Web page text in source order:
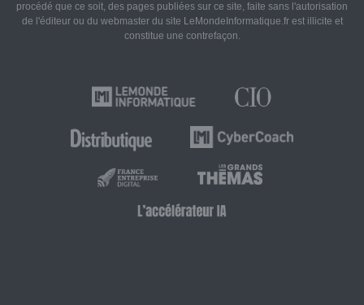
procédé que ce soit, des pages publiées sur ce site, faite sans l'autorisation
de l'éditeur ou du webmaster du site LeMondeInformatique.fr est illicite et
constitue une contrefaçon.